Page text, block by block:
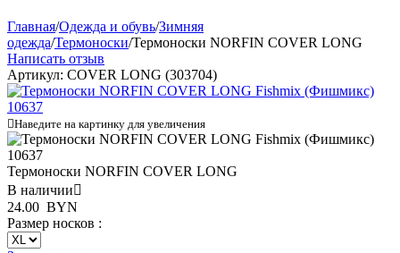
Главная/Одежда и обувь/Зимняя
одежда/Термоноски/Термоноски NORFIN COVER LONG
Написать отзыв
Артикул: COVER LONG (303704)
Наведите на картинку для увеличения
Термоноски NORFIN COVER LONG
В наличии
24.00 BYN
Размер носков :